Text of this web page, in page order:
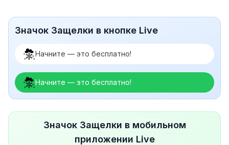
Значок Защелки в кнопке Live
Начните — это бесплатно!
Начните — это бесплатно!
Значок Защелки в мобильном
приложении Live